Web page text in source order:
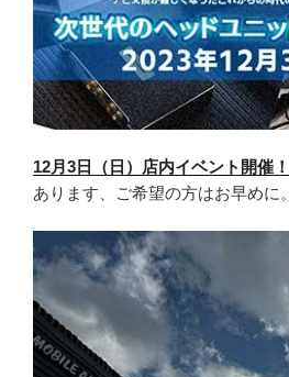
12月3日（日）店内イベント開催！
あります、ご希望の方はお早めに。